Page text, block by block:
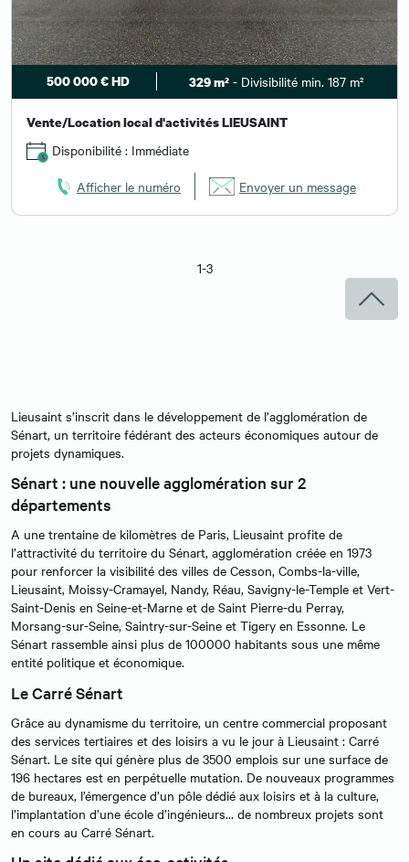
500 000 € HD 329 m²- Divisibilité min. 187 m²
Vente/Location local d'activités LIEUSAINT
Disponibilité : Immédiate
Afficher le numéro Envoyer un message
1-3
Lieusaint s’inscrit dans le développement de l’agglomération de
Sénart, un territoire fédérant des acteurs économiques autour de
projets dynamiques.
Sénart : une nouvelle agglomération sur 2
départements
A une trentaine de kilomètres de Paris, Lieusaint profite de
l’attractivité du territoire du Sénart, agglomération créée en 1973
pour renforcer la visibilité des villes de Cesson, Combs-la-ville,
Lieusaint, Moissy-Cramayel, Nandy, Réau, Savigny-le-Temple et Vert-
Saint-Denis en Seine-et-Marne et de Saint Pierre-du Perray,
Morsang-sur-Seine, Saintry-sur-Seine et Tigery en Essonne. Le
Sénart rassemble ainsi plus de 100000 habitants sous une même
entité politique et économique.
Le Carré Sénart
Grâce au dynamisme du territoire, un centre commercial proposant
des services tertiaires et des loisirs a vu le jour à Lieusaint : Carré
Sénart. Le site qui génère plus de 3500 emplois sur une surface de
196 hectares est en perpétuelle mutation. De nouveaux programmes
de bureaux, l’émergence d’un pôle dédié aux loisirs et à la culture,
l’implantation d’une école d’ingénieurs… de nombreux projets sont
en cours au Carré Sénart.